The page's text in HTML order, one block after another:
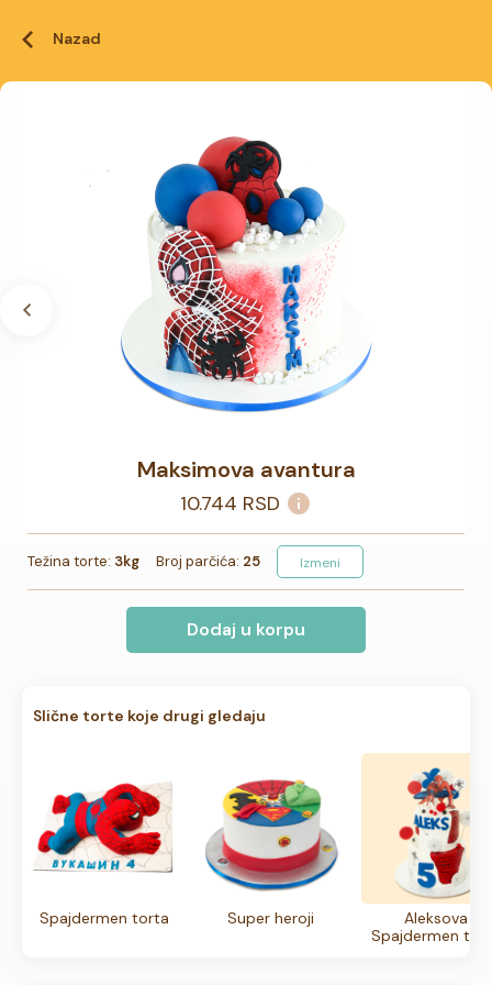
Nazad
Maksimova avantura
10.744 RSD
Težina torte: 3kg Broj parčića: 25 Izmeni
Dodaj u korpu
Slične torte koje drugi gledaju
Spajdermen torta Super heroji
Aleksova
Spajdermen